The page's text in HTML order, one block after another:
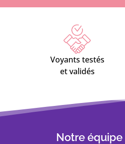
Voyants testés
et validés
Notre équipe